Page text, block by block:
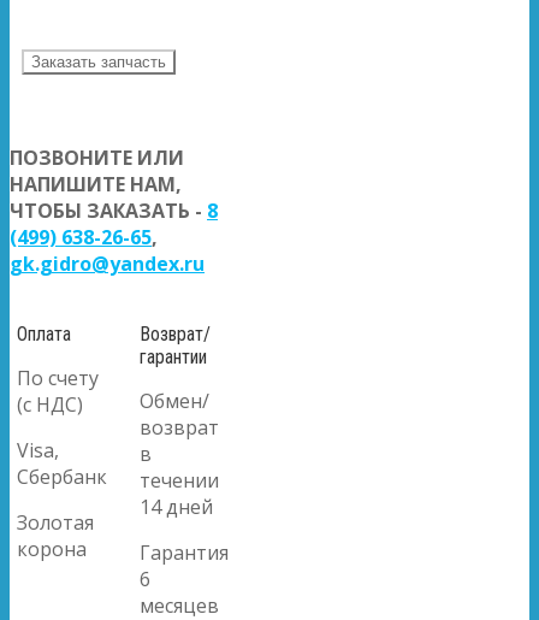
Заказать запчасть
ПОЗВОНИТЕ ИЛИ
НАПИШИТЕ НАМ,
ЧТОБЫ ЗАКАЗАТЬ - 8
(499) 638-26-65,
gk.gidro@yandex.ru
Оплата
По счету
(с НДС)
Visa,
Сбербанк
Золотая
корона
Возврат/
гарантии
Обмен/
возврат
в
течении
14 дней
Гарантия
6
месяцев